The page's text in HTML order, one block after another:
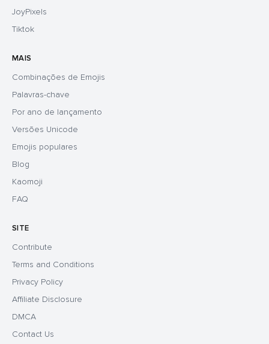
JoyPixels
Tiktok
MAIS
Combinações de Emojis
Palavras-chave
Por ano de lançamento
Versões Unicode
Emojis populares
Blog
Kaomoji
FAQ
SITE
Contribute
Terms and Conditions
Privacy Policy
Affiliate Disclosure
DMCA
Contact Us